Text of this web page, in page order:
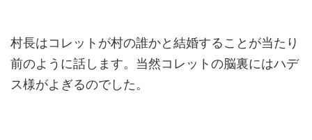
村長はコレットが村の誰かと結婚することが当たり
前のように話します。当然コレットの脳裏にはハデ
ス様がよぎるのでした。